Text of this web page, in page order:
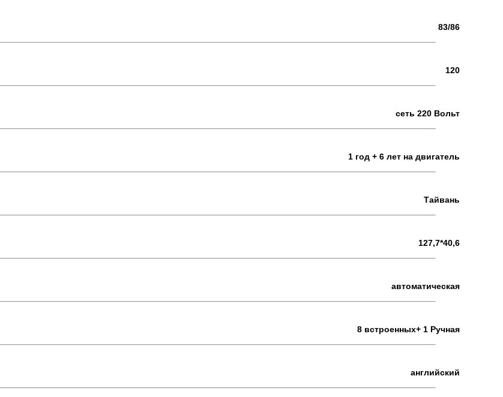
83/86
120
сеть 220 Вольт
1 год + 6 лет на двигатель
Тайвань
127,7*40,6
автоматическая
8 встроенных+ 1 Ручная
английский